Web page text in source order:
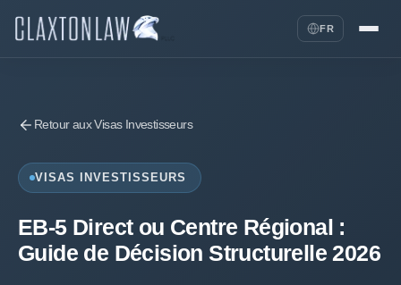
FR
Retour aux Visas Investisseurs
VISAS INVESTISSEURS
EB-5 Direct ou Centre Régional :
Guide de Décision Structurelle 2026